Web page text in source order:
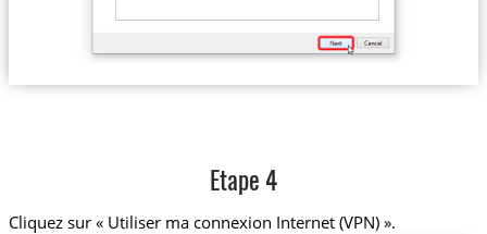
Etape 4
Cliquez sur « Utiliser ma connexion Internet (VPN) ».